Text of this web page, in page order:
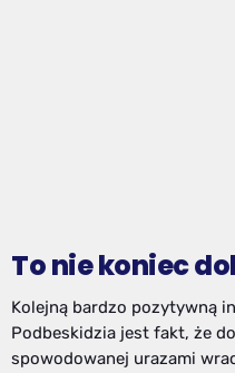
To nie koniec
Kolejną bardzo pozytywną
Podbeskidzia jest fakt, że
spowodowanej urazami